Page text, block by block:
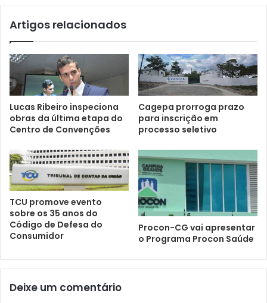
Artigos relacionados
Lucas Ribeiro inspeciona
obras da última etapa do
Centro de Convenções
Cagepa prorroga prazo
para inscrição em
processo seletivo
TCU promove evento
sobre os 35 anos do
Código de Defesa do
Consumidor
Procon-CG vai apresentar
o Programa Procon Saúde
Deixe um comentário